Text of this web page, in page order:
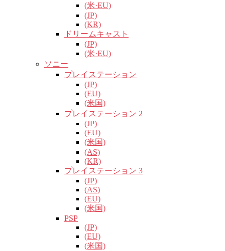
(米·EU)
(JP)
(KR)
ドリームキャスト
(JP)
(米·EU)
ソニー
プレイステーション
(JP)
(EU)
(米国)
プレイステーション 2
(JP)
(EU)
(米国)
(AS)
(KR)
プレイステーション 3
(JP)
(AS)
(EU)
(米国)
PSP
(JP)
(EU)
(米国)